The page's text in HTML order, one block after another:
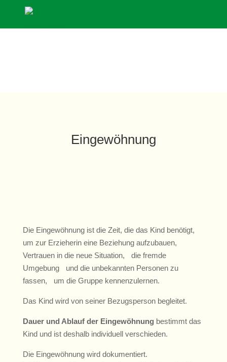
Eingewöhnung
Die Eingewöhnung ist die Zeit, die das Kind benötigt,
um zur Erzieherin eine Beziehung aufzubauen,
Vertrauen in die neue Situation, die fremde
Umgebung und die unbekannten Personen zu
fassen, um die Gruppe kennenzulernen.
Das Kind wird von seiner Bezugsperson begleitet.
Dauer und Ablauf der Eingewöhnung bestimmt das
Kind und ist deshalb individuell verschieden.
Die Eingewöhnung wird dokumentiert.